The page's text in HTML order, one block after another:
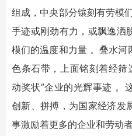
组成，中央部分镶刻有劳模
手迹或刚劲有力，或飘逸洒
模们的温度和力量 。叠水河
色条石带，上面铭刻着经
动奖状”企业的光辉事迹 。
创新、拼搏，为国家经济发
事激励着更多的企业和劳动者